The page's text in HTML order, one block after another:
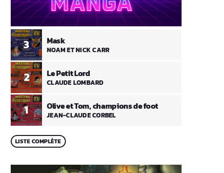
1 Olive et Tom, champions de foot
JEAN-CLAUDE CORBEL
2 Le Petit Lord
CLAUDE LOMBARD
3 Mask
NOAM ET NICK CARR
LISTE COMPLÈTE